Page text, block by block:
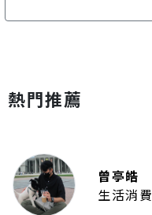
熱門推薦
曾亭皓
生活消費